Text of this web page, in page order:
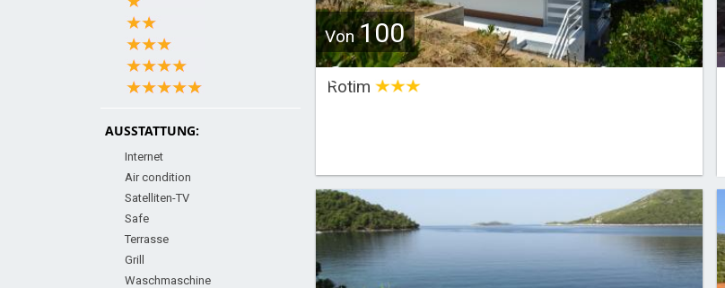
AUSSTATTUNG:
Internet
Air condition
Satelliten-TV
Safe
Terrasse
Grill
Waschmaschine
Von100
€
Rotim